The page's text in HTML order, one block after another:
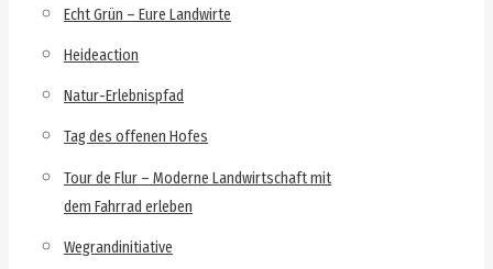
Echt Grün – Eure Landwirte
Heideaction
Natur-Erlebnispfad
Tag des offenen Hofes
Tour de Flur – Moderne Landwirtschaft mit
dem Fahrrad erleben
Wegrandinitiative